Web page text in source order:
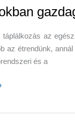
táplálkozás az
az étrendünk,
és a